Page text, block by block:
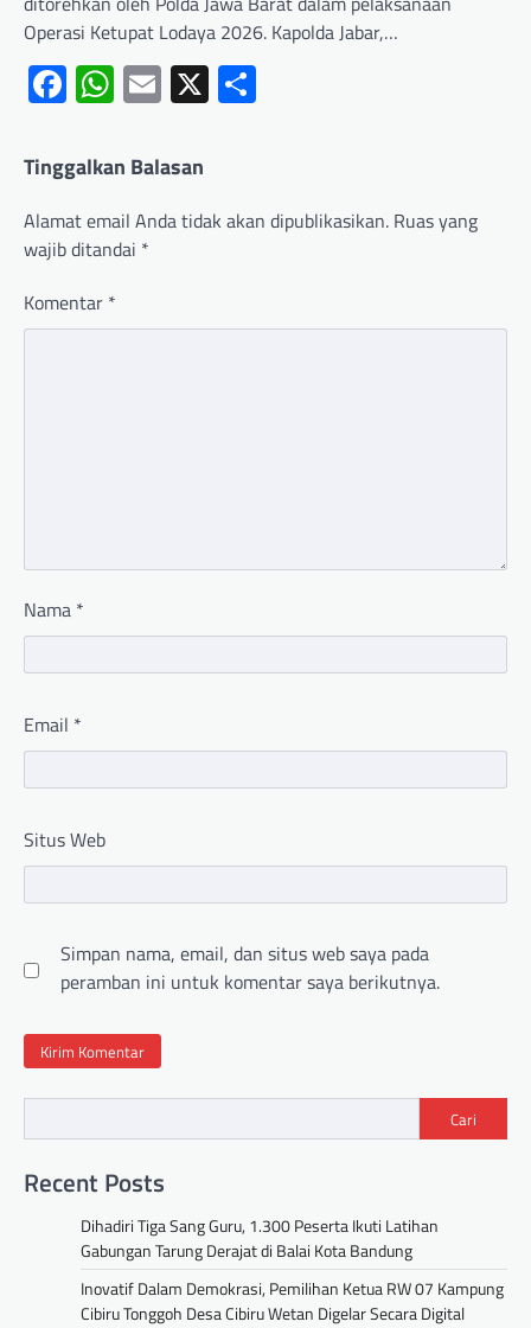
Operasi Ketupat Lodaya 2026. Kapolda Jabar,…
Facebook
WhatsApp
Email
X
Tinggalkan Balasan
Alamat email Anda tidak akan dipublikasikan. Ruas yang
wajib ditandai *
Komentar *
Nama *
Email *
Situs Web
Simpan nama, email, dan situs web saya pada
peramban ini untuk komentar saya berikutnya.
Cari
Recent Posts
Dihadiri Tiga Sang Guru, 1.300 Peserta Ikuti Latihan
Gabungan Tarung Derajat di Balai Kota Bandung
Inovatif Dalam Demokrasi, Pemilihan Ketua RW 07 Kampung
Cibiru Tonggoh Desa Cibiru Wetan Digelar Secara Digital